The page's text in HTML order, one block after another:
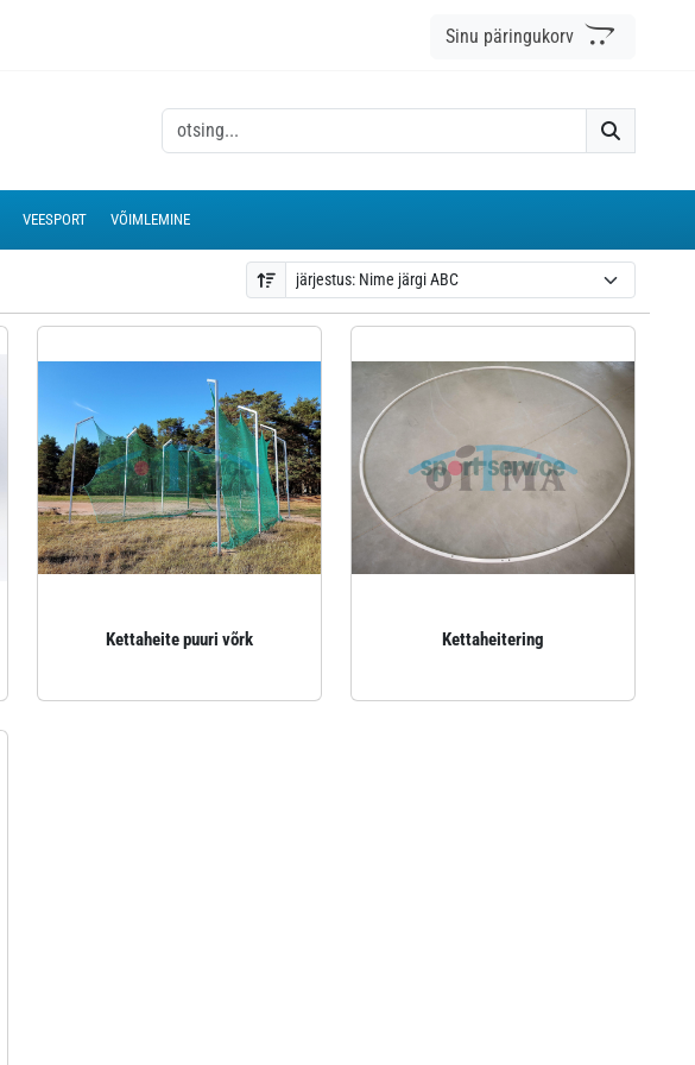
Sinu päringukorv
VEESPORT VÕIMLEMINE
Kettaheite puuri võrk Kettaheitering